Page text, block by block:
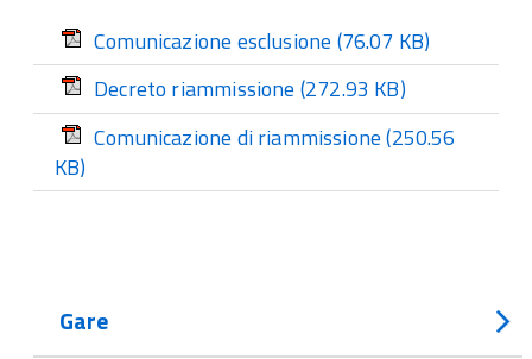
Comunicazione esclusione (76.07 KB)
Decreto riammissione (272.93 KB)
Comunicazione di riammissione(250.56
KB)
Gare